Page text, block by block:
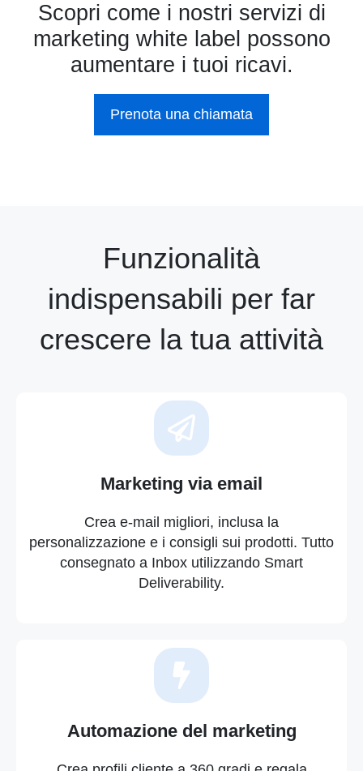
Scopri come i nostri servizi di
marketing white label possono
aumentare i tuoi ricavi.
Prenota una chiamata
Funzionalità
indispensabili per far
crescere la tua attività
Marketing via email
Crea e-mail migliori, inclusa la
personalizzazione e i consigli sui prodotti. Tutto
consegnato a Inbox utilizzando Smart
Deliverability.
Automazione del marketing